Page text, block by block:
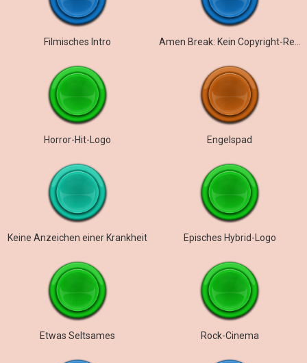
Filmisches Intro
Horror-Hit-Logo Engelspad
Keine Anzeichen einer Krankheit Episches Hybrid-Logo
Etwas Seltsames Rock-Cinema